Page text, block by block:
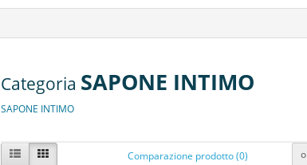
Categoria SAPONE INTIMO
SAPONE INTIMO
Comparazione prodotto (0)